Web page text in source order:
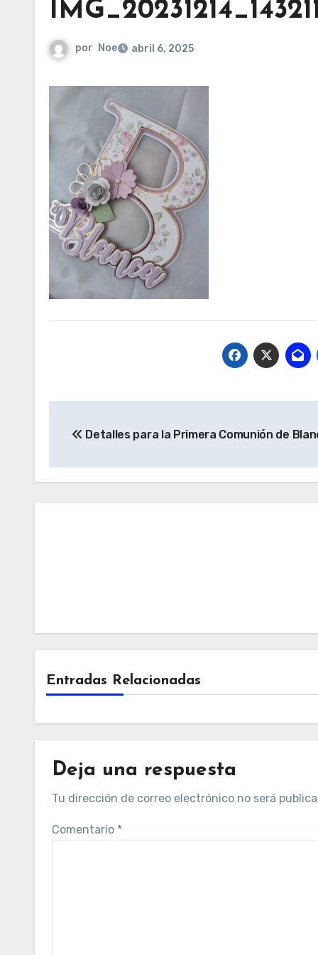
por Noe abril 6, 2025
de
entradas
Detalles para la Primera Comunión de
Entradas Relacionadas
Deja una respuesta
Tu dirección de correo electrónico no será
Comentario *